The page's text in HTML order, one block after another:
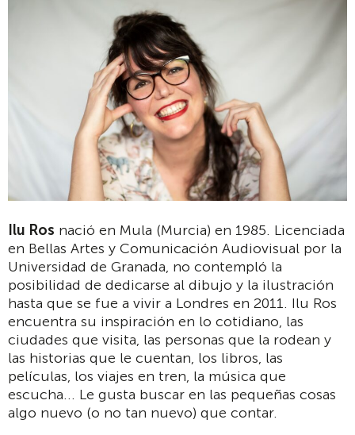
Ilu Ros nació en Mula (Murcia) en 1985. Licenciada
en Bellas Artes y Comunicación Audiovisual por la
Universidad de Granada, no contempló la
posibilidad de dedicarse al dibujo y la ilustración
hasta que se fue a vivir a Londres en 2011. Ilu Ros
encuentra su inspiración en lo cotidiano, las
ciudades que visita, las personas que la rodean y
las historias que le cuentan, los libros, las
películas, los viajes en tren, la música que
escucha... Le gusta buscar en las pequeñas cosas
algo nuevo (o no tan nuevo) que contar.